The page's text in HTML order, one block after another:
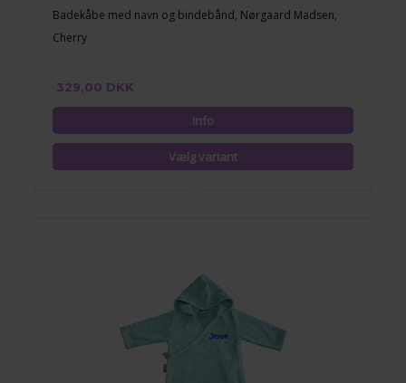
Badekåbe med navn og bindebånd, Nørgaard Madsen,
Cherry
329,00 DKK